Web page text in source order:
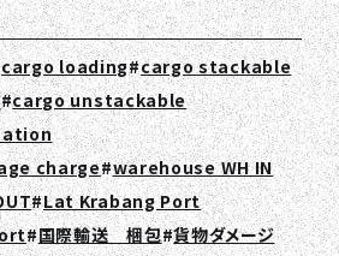
Value
cargo loading cargo stackable
cargo unstackable
charge warehouse WH IN
Lat Krabang Port
国際輸送 梱包 貨物ダメージ